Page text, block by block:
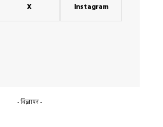
X Instagram
- विज्ञापन -